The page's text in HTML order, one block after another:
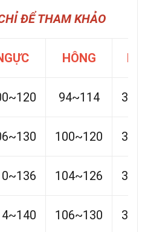
ĐỂ THAM KHẢO
HÔNG
94~114
100~120
104~126
106~130